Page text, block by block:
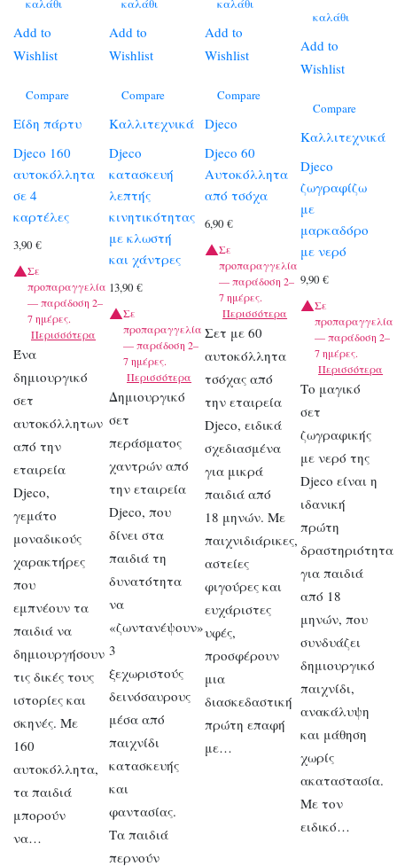
καλάθι
Add to
Wishlist
Compare
Είδη πάρτυ
Djeco 160
αυτοκόλλητα
σε 4
καρτέλες
3,90 €
Σε
προπαραγγελία
— παράδοση 2–
7 ημέρες.
Περισσότερα
Ένα
δημιουργικό
σετ
αυτοκόλλητων
από την
εταιρεία
Djeco,
γεμάτο
μοναδικούς
χαρακτήρες
που
εμπνέουν τα
παιδιά να
δημιουργήσουν
τις δικές τους
ιστορίες και
σκηνές. Με
160
αυτοκόλλητα,
τα παιδιά
μπορούν
να…
καλάθι
Add to
Wishlist
Compare
Καλλιτεχνικά
Djeco
κατασκευή
λεπτής
κινητικότητας
με κλωστή
και χάντρες
13,90€
Σε
προπαραγγελία
— παράδοση 2–
7 ημέρες.
Περισσότερα
Δημιουργικό
σετ
περάσματος
χαντρών από
την εταιρεία
Djeco, που
δίνει στα
παιδιά τη
δυνατότητα
να
«ζωντανέψουν»
3
ξεχωριστούς
δεινόσαυρους
μέσα από
παιχνίδι
κατασκευής
και
φαντασίας.
Τα παιδιά
περνούν
καλάθι
Add to
Wishlist
Compare
Djeco
Djeco 60
Αυτοκόλλητα
από τσόχα
6,90€
Σε
προπαραγγελία
— παράδοση 2–
7 ημέρες.
Περισσότερα
Σετ με 60
αυτοκόλλητα
τσόχας από
την εταιρεία
Djeco, ειδικά
σχεδιασμένα
για μικρά
παιδιά από
18 μηνών. Με
παιχνιδιάρικες,
αστείες
φιγούρες και
ευχάριστες
υφές,
προσφέρουν
μια
διασκεδαστική
πρώτη επαφή
με…
καλάθι
Add to
Wishlist
Compare
Καλλιτεχνικά
Djeco
ζωγραφίζω
με
μαρκαδόρο
με νερό
9,90€
Σε
προπαραγγελία
— παράδοση 2–
7 ημέρες.
Περισσότερα
Το μαγικό
σετ
ζωγραφικής
με νερό της
Djeco είναι η
ιδανική
πρώτη
δραστηριότητα
για παιδιά
από 18
μηνών, που
συνδυάζει
δημιουργικό
παιχνίδι,
ανακάλυψη
και μάθηση
χωρίς
ακαταστασία.
Με τον
ειδικό…